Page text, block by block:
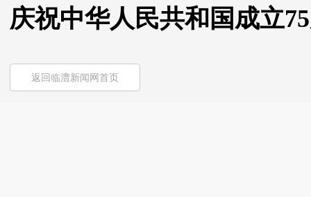
庆祝中华人民共和国成立
返回临澧新闻网首页